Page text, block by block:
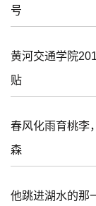
号
黄河交通学院
贴
春风化雨育桃李
森
他跳进湖水的那